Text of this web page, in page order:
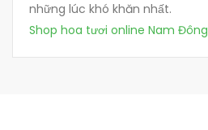
những lúc khó khăn nhất.
Shop hoa tươi online Nam Đông